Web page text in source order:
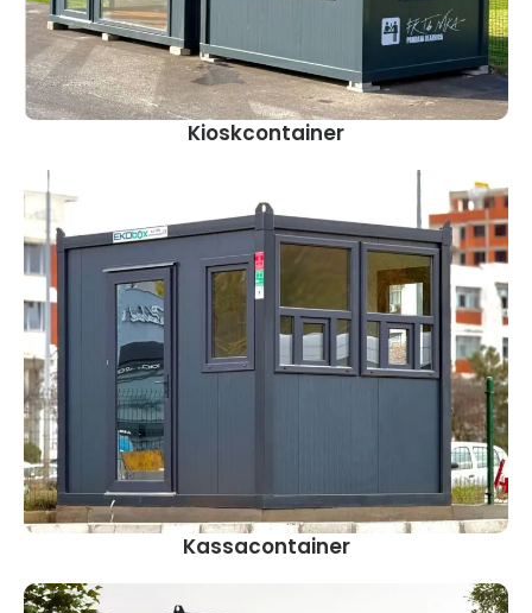
Kioskcontainer
Kassacontainer